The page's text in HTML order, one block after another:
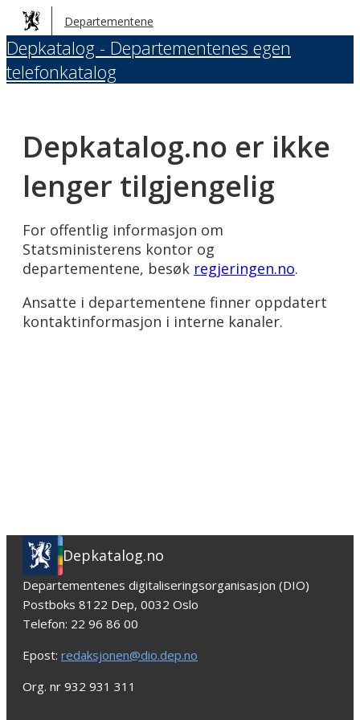
Hopp
til
hovedinnhold
Departementene
Depkatalog - Departementenes egen
telefonkatalog
Depkatalog.no er ikke
lenger tilgjengelig
For offentlig informasjon om
Statsministerens kontor og
departementene, besøk regjeringen.no.
Ansatte i departementene finner oppdatert
kontaktinformasjon i interne kanaler.
Depkatalog.no
Departementenes digitaliseringsorganisasjon (DIO)
Postboks 8122 Dep, 0032 Oslo
Telefon: 22 96 86 00
Epost: redaksjonen@dio.dep.no
Org. nr 932 931 311